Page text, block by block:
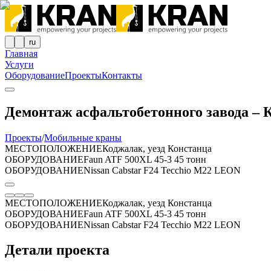
ru
Главная
Услуги
ОборудованиеПроектыКонтакты
Демонтаж асфальтобетонного завода –
Проекты/Мобильные краны
МЕСТОПОЛОЖЕНИЕКоджалак, уезд Констанца
ОБОРУДОВАНИЕFaun ATF 500XL 45-3 45 тонн
ОБОРУДОВАНИЕNissan Cabstar F24 Tecchio M22 LEON
МЕСТОПОЛОЖЕНИЕКоджалак, уезд Констанца
ОБОРУДОВАНИЕFaun ATF 500XL 45-3 45 тонн
ОБОРУДОВАНИЕNissan Cabstar F24 Tecchio M22 LEON
Детали проекта